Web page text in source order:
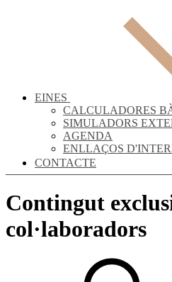
EINES
CALCULADORES
SIMULADORS
AGENDA
ENLLAÇOS
CONTACTE
Contingut
col·laboradors